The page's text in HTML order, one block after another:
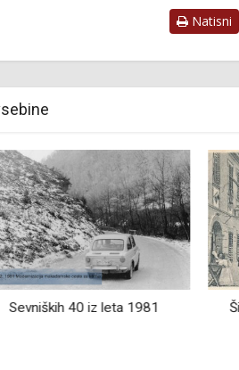
Natisni
40 iz leta 1981
Šindra